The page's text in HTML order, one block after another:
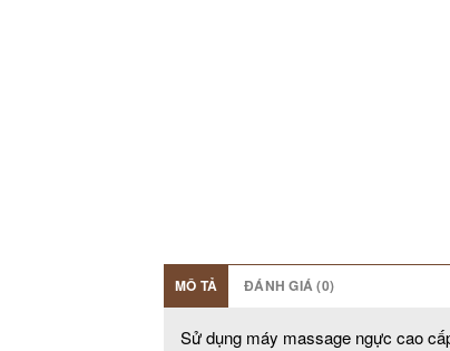
MÔ TẢ ĐÁNH GIÁ (0)
Sử dụng máy massage ngực cao